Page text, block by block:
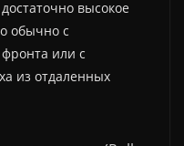
высокое
обычно с
или с
из отдаленных